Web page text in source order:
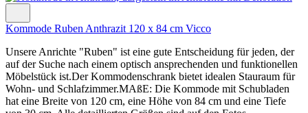
Kommode Ruben Anthrazit 120 x 84 cm Vicco
Unsere Anrichte "Ruben" ist eine gute Entscheidung für jeden, der
auf der Suche nach einem optisch ansprechenden und funktionellen
Möbelstück ist.Der Kommodenschrank bietet idealen Stauraum für
Wohn- und Schlafzimmer.MAßE: Die Kommode mit Schubladen
hat eine Breite von 120 cm, eine Höhe von 84 cm und eine Tiefe